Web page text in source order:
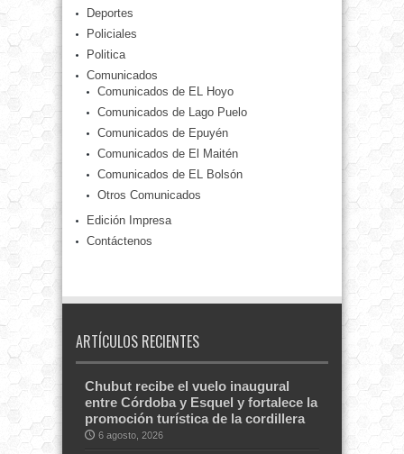
Deportes
Policiales
Politica
Comunicados
Comunicados de EL Hoyo
Comunicados de Lago Puelo
Comunicados de Epuyén
Comunicados de El Maitén
Comunicados de EL Bolsón
Otros Comunicados
Edición Impresa
Contáctenos
ARTÍCULOS RECIENTES
Chubut recibe el vuelo inaugural
entre Córdoba y Esquel y fortalece la
promoción turística de la cordillera
6 agosto, 2026